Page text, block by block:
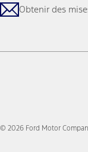
Obtenir des
© 2026 Ford Motor